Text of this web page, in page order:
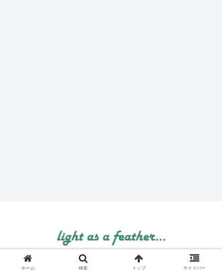
© 1999 light as a feather....
ホーム 検索 トップ サイドバー